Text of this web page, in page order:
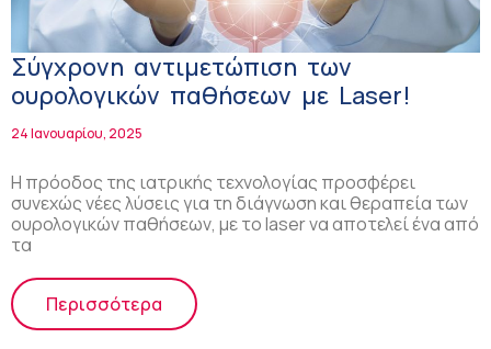
Σύγχρονη αντιμετώπιση των
ουρολογικών παθήσεων με Laser!
24 Ιανουαρίου, 2025
Η πρόοδος της ιατρικής τεχνολογίας προσφέρει
συνεχώς νέες λύσεις για τη διάγνωση και θεραπεία των
ουρολογικών παθήσεων, με το laser να αποτελεί ένα από
τα
Περισσότερα